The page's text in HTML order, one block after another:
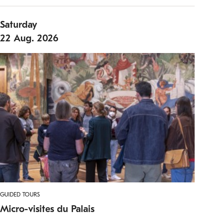
Saturday
22 Aug. 2026
GUIDED TOURS
Micro-visites du Palais